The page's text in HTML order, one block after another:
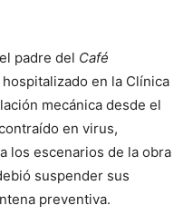
padre del Café
en la Clínica
mecánica desde el
en virus,
los escenarios de la obra
suspender sus
preventiva.